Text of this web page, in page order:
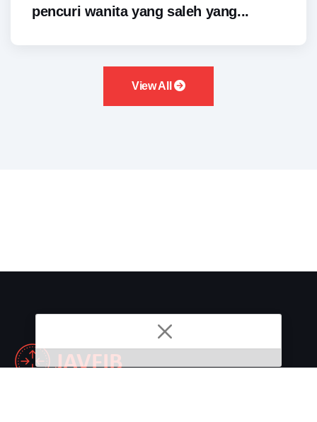
pencuri wanita yang saleh yang...
View All